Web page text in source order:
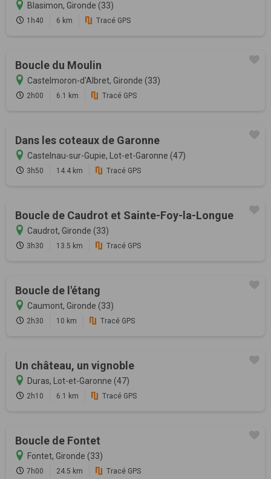
Blasimon, Gironde (33)
1h40 6 km Tracé GPS
Boucle du Moulin
Castelmoron-d'Albret, Gironde (33)
2h00 6.1 km Tracé GPS
Dans les coteaux de Garonne
Castelnau-sur-Gupie, Lot-et-Garonne (47)
3h50 14.4 km Tracé GPS
Boucle de Caudrot et Sainte-Foy-la-Longue
Caudrot, Gironde (33)
3h30 13.5 km Tracé GPS
Boucle de l'étang
Caumont, Gironde (33)
2h30 10 km Tracé GPS
Un château, un vignoble
Duras, Lot-et-Garonne (47)
2h10 6.1 km Tracé GPS
Boucle de Fontet
Fontet, Gironde (33)
7h00 24.5 km Tracé GPS